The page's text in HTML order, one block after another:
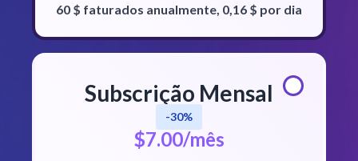
60 $ faturados anualmente, 0,16 $ por dia
Subscrição Mensal
-30%
$7.00/mês